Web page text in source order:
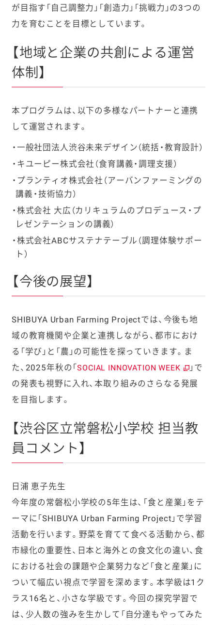
が目指す「自己調整力」「創造力」「挑戦力」の3つの
力を育むことを目標としています。
【地域と企業の共創による運営
体制】
本プログラムは、以下の多様なパートナーと連携
して運営されます。
一般社団法人渋谷未来デザイン（統括・教育設計）
キユーピー株式会社（食育講義・調理支援）
プランティオ株式会社（アーバンファーミングの
講義・技術協力）
株式会社 大広（カリキュラムのプロデュース・プ
レゼンテーションの講義）
株式会社ABCサステナテーブル（調理体験サポー
ト）
【今後の展望】
SHIBUYA Urban Farming Projectでは、今後も地
域の教育機関や企業と連携しながら、都市におけ
る「学び」と「農」の可能性を探っていきます。ま
た、2025年秋の「SOCIAL INNOVATION WEEK
」で
の発表も視野に入れ、本取り組みのさらなる発展
を目指します。
【渋谷区立常磐松小学校 担当教
員コメント】
日浦 恵子先生
今年度の常磐松小学校の5年生は、「食と産業」をテ
ーマに「SHIBUYA Urban Farming Project」で学習
活動を行います。野菜を育てて食べる活動から、都
市緑化の重要性、日本と海外との食文化の違い、食
における社会の課題や企業努力など「食と産業」に
ついて幅広い視点で学習を深めます。本学級は1ク
ラス16名と、小さな学級です。今回の探究学習で
は、少人数の強みを生かして「自分達もやってみた